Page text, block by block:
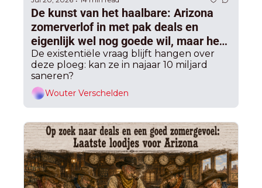
De kunst van het haalbare: Arizona
zomerverlof in met pak deals en
eigenlijk wel nog goede wil, maar het
grote werk blijft voor september
De existentiële vraag blijft hangen over
deze ploeg: kan ze in najaar 10 miljard
saneren?
Wouter Verschelden